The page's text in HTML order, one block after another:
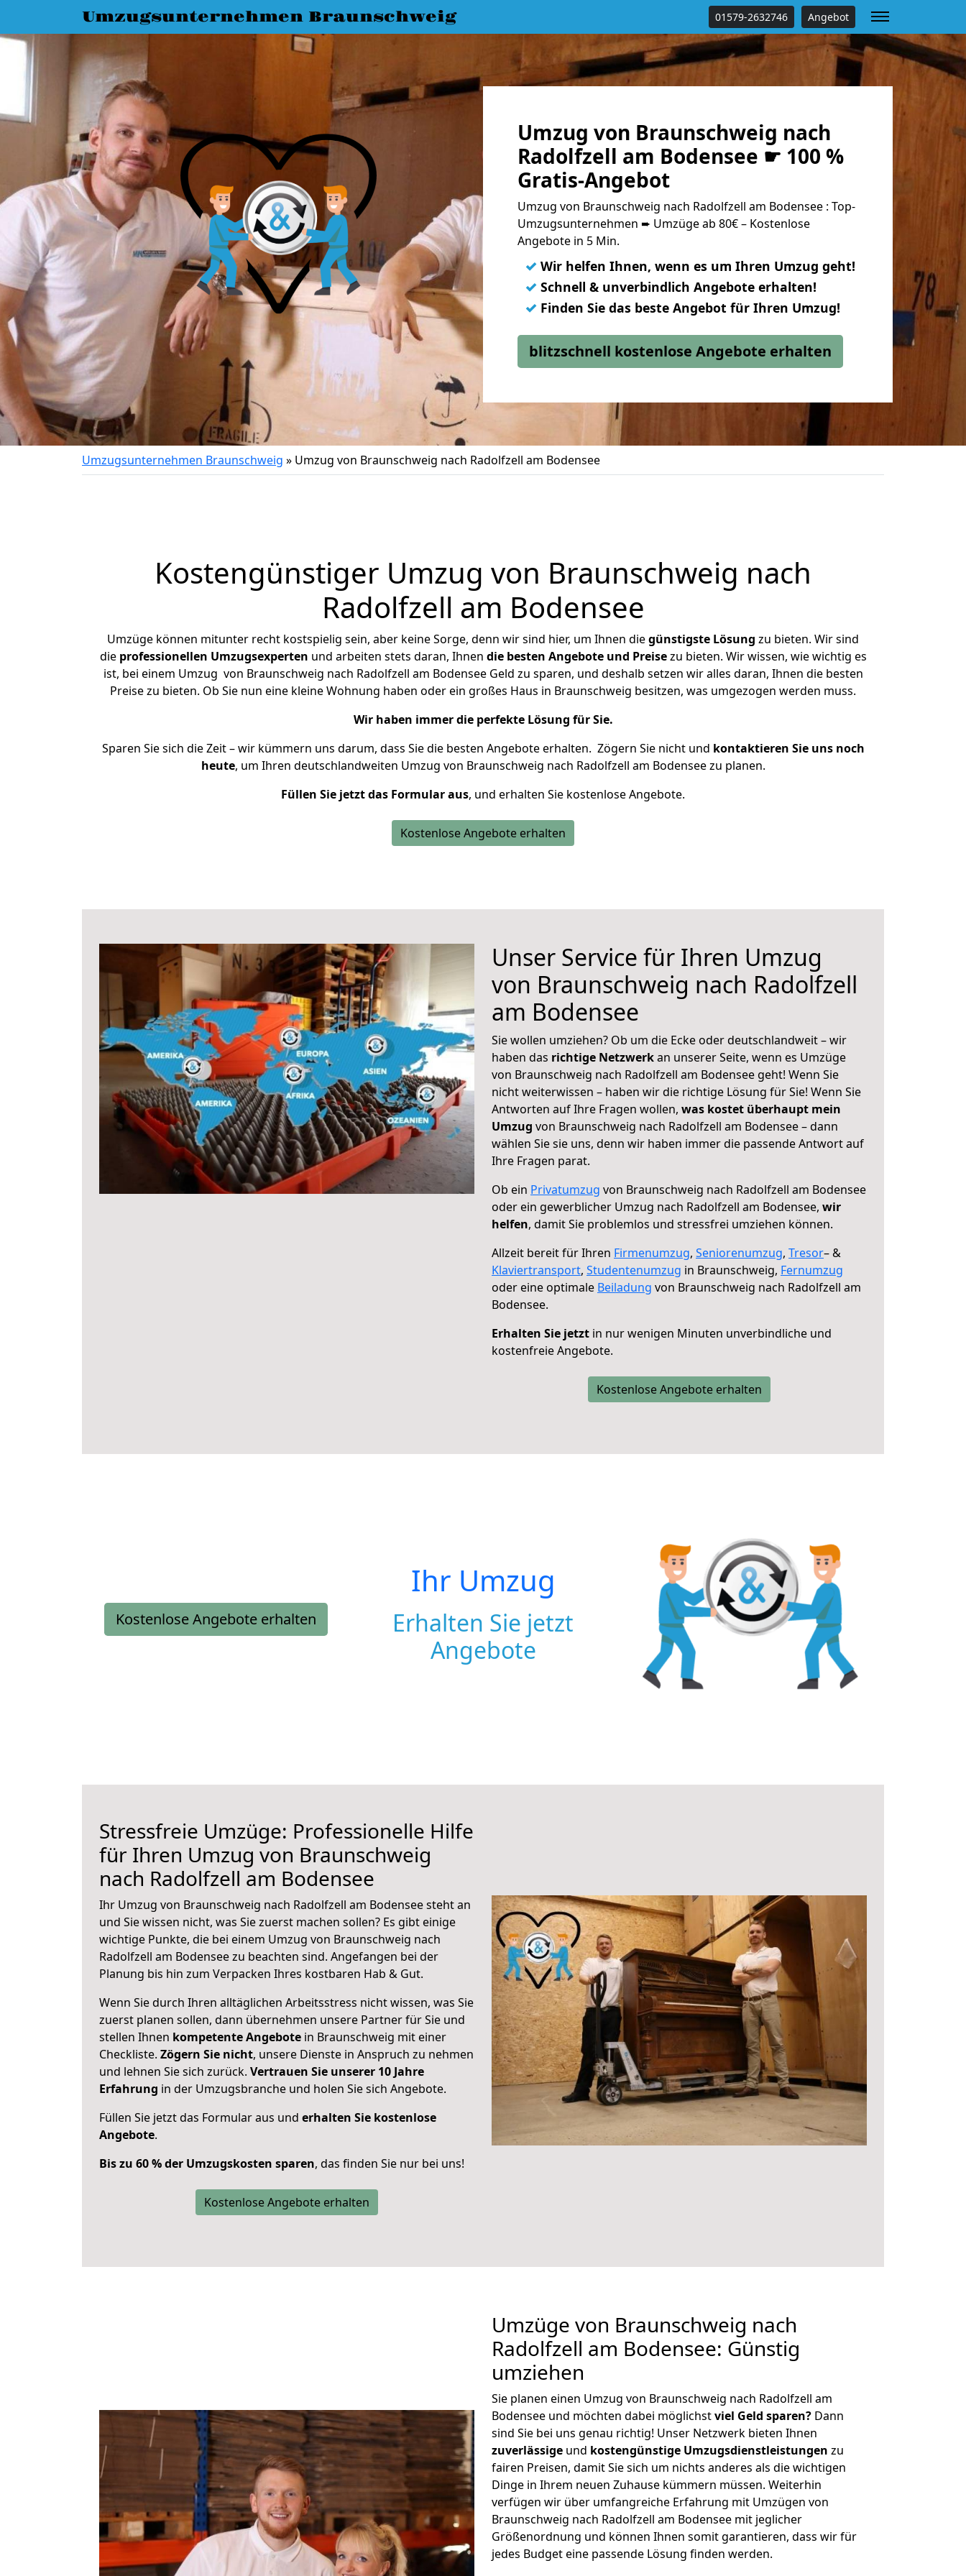
Umzugsunternehmen Braunschweig 01579-2632746 Angebot
Umzug von Braunschweig nach
Radolfzell am Bodensee ☛ 100 %
Gratis-Angebot
Umzug von Braunschweig nach Radolfzell am Bodensee : Top-
Umzugsunternehmen ➨ Umzüge ab 80€ – Kostenlose
Angebote in 5 Min.
✓ Wir helfen Ihnen, wenn es um Ihren Umzug geht!
✓ Schnell & unverbindlich Angebote erhalten!
✓ Finden Sie das beste Angebot für Ihren Umzug!
blitzschnell kostenlose Angebote erhalten
Umzugsunternehmen Braunschweig » Umzug von Braunschweig nach Radolfzell am Bodensee
Kostengünstiger Umzug von Braunschweig nach
Radolfzell am Bodensee
Umzüge können mitunter recht kostspielig sein, aber keine Sorge, denn wir sind hier, um Ihnen diegünstigste Lösung zu bieten. Wir sind
die professionellen Umzugsexperten und arbeiten stets daran, Ihnen die besten Angebote und Preisezu bieten. Wir wissen, wie wichtig es
ist, bei einem Umzug von Braunschweig nach Radolfzell am Bodensee Geld zu sparen, und deshalb setzen wir alles daran, Ihnen die besten
Preise zu bieten. Ob Sie nun eine kleine Wohnung haben oder ein großes Haus in Braunschweig besitzen, was umgezogen werden muss.
Wir haben immer die perfekte Lösung für Sie.
Sparen Sie sich die Zeit – wir kümmern uns darum, dass Sie die besten Angebote erhalten. Zögern Sie nicht und kontaktieren Sie uns noch
heute, um Ihren deutschlandweiten Umzug von Braunschweig nach Radolfzell am Bodensee zu planen.
Füllen Sie jetzt das Formular aus, und erhalten Sie kostenlose Angebote.
Kostenlose Angebote erhalten
Unser Service für Ihren Umzug
von Braunschweig nach Radolfzell
am Bodensee
Sie wollen umziehen? Ob um die Ecke oder deutschlandweit – wir
haben das richtige Netzwerkan unserer Seite, wenn es Umzüge
von Braunschweig nach Radolfzell am Bodensee geht! Wenn Sie
nicht weiterwissen – haben wir die richtige Lösung für Sie! Wenn Sie
Antworten auf Ihre Fragen wollen, was kostet überhaupt mein
Umzug von Braunschweig nach Radolfzell am Bodensee – dann
wählen Sie sie uns, denn wir haben immer die passende Antwort auf
Ihre Fragen parat.
Ob ein Privatumzug von Braunschweig nach Radolfzell am Bodensee
oder ein gewerblicher Umzug nach Radolfzell am Bodensee, wir
helfen, damit Sie problemlos und stressfrei umziehen können.
Allzeit bereit für Ihren Firmenumzug, Seniorenumzug, Tresor– &
Klaviertransport, Studentenumzug in Braunschweig, Fernumzug
oder eine optimale Beiladung von Braunschweig nach Radolfzell am
Bodensee.
Erhalten Sie jetzt in nur wenigen Minuten unverbindliche und
kostenfreie Angebote.
Kostenlose Angebote erhalten
Kostenlose Angebote erhalten
Ihr Umzug
Erhalten Sie jetzt
Angebote
Stressfreie Umzüge: Professionelle Hilfe
für Ihren Umzug von Braunschweig
nach Radolfzell am Bodensee
Ihr Umzug von Braunschweig nach Radolfzell am Bodensee steht an
und Sie wissen nicht, was Sie zuerst machen sollen? Es gibt einige
wichtige Punkte, die bei einem Umzug von Braunschweig nach
Radolfzell am Bodensee zu beachten sind. Angefangen bei der
Planung bis hin zum Verpacken Ihres kostbaren Hab & Gut.
Wenn Sie durch Ihren alltäglichen Arbeitsstress nicht wissen, was Sie
zuerst planen sollen, dann übernehmen unsere Partner für Sie und
stellen Ihnen kompetente Angebote in Braunschweig mit einer
Checkliste. Zögern Sie nicht, unsere Dienste in Anspruch zu nehmen
und lehnen Sie sich zurück. Vertrauen Sie unserer 10 Jahre
Erfahrung in der Umzugsbranche und holen Sie sich Angebote.
Füllen Sie jetzt das Formular aus und erhalten Sie kostenlose
Angebote.
Bis zu 60 % der Umzugskosten sparen, das finden Sie nur bei uns!
Kostenlose Angebote erhalten
Umzüge von Braunschweig nach
Radolfzell am Bodensee: Günstig
umziehen
Sie planen einen Umzug von Braunschweig nach Radolfzell am
Bodensee und möchten dabei möglichstviel Geld sparen? Dann
sind Sie bei uns genau richtig! Unser Netzwerk bieten Ihnen
zuverlässige und kostengünstige Umzugsdienstleistungen zu
fairen Preisen, damit Sie sich um nichts anderes als die wichtigen
Dinge in Ihrem neuen Zuhause kümmern müssen. Weiterhin
verfügen wir über umfangreiche Erfahrung mit Umzügen von
Braunschweig nach Radolfzell am Bodensee mit jeglicher
Größenordnung und können Ihnen somit garantieren, dass wir für
jedes Budget eine passende Lösung finden werden.